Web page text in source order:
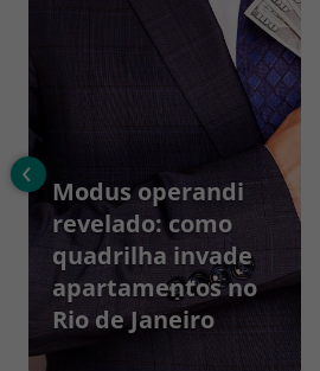
Modus operandi
revelado: como
quadrilha invade
apartamentos no
Rio de Janeiro
‹